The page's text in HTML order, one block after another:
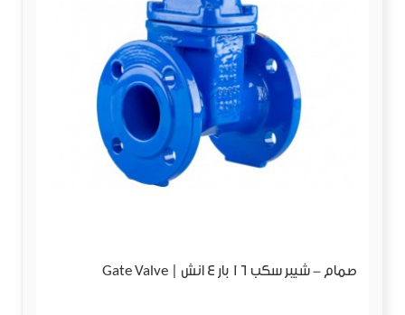
صمام - شيبر سكب 16 بار 4 انش | Gate Valve